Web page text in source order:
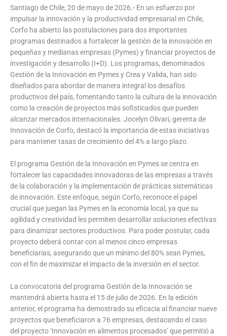
Santiago de Chile, 20 de mayo de 2026.- En un esfuerzo por
impulsar la innovación y la productividad empresarial en Chile,
Corfo ha abierto las postulaciones para dos importantes
programas destinados a fortalecer la gestión de la innovación en
pequeñas y medianas empresas (Pymes) y financiar proyectos de
investigación y desarrollo (I+D). Los programas, denominados
Gestión de la Innovación en Pymes y Crea y Valida, han sido
diseñados para abordar de manera integral los desafíos
productivos del país, fomentando tanto la cultura de la innovación
como la creación de proyectos más sofisticados que pueden
alcanzar mercados internacionales. Jocelyn Olivari, gerenta de
Innovación de Corfo, destacó la importancia de estas iniciativas
para mantener tasas de crecimiento del 4% a largo plazo.
El programa Gestión de la Innovación en Pymes se centra en
fortalecer las capacidades innovadoras de las empresas a través
de la colaboración y la implementación de prácticas sistemáticas
de innovación. Este enfoque, según Corfo, reconoce el papel
crucial que juegan las Pymes en la economía local, ya que su
agilidad y creatividad les permiten desarrollar soluciones efectivas
para dinamizar sectores productivos. Para poder postular, cada
proyecto deberá contar con al menos cinco empresas
beneficiarias, asegurando que un mínimo del 80% sean Pymes,
con el fin de maximizar el impacto de la inversión en el sector.
La convocatoria del programa Gestión de la Innovación se
mantendrá abierta hasta el 15 de julio de 2026. En la edición
anterior, el programa ha demostrado su eficacia al financiar nueve
proyectos que beneficiaron a 76 empresas, destacando el caso
del proyecto ‘Innovación en alimentos procesados’ que permitió a